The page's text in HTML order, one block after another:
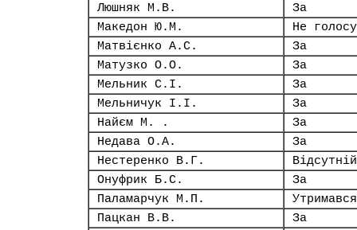
Люшняк М.В.
За
Македон Ю.М.
Не
Матвієнко А.С.
За
Матузко О.О.
За
Мельник С.І.
За
Мельничук І.І.
За
Найєм М. .
За
Недава О.А.
За
Нестеренко В.Г.
Відсутній
Онуфрик Б.С.
За
Паламарчук М.П.
Утримався
Пацкан В.В.
За